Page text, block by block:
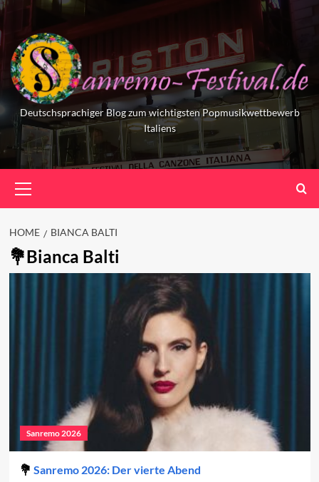
Skip
to
content
Deutschsprachiger Blog zum wichtigsten Popmusikwettbewerb
Italiens
Menu
HOME BIANCA BALTI
Bianca Balti
Sanremo 2026
Sanremo 2026: Der vierte Abend